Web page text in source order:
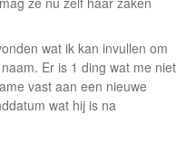
wat ik kan invullen om
Er is 1 ding wat me niet
vast aan een nieuwe
wat hij is na